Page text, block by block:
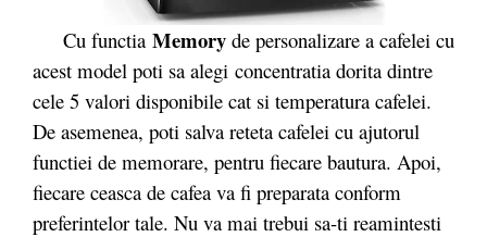
Cu functia Memory de personalizare a cafelei cu
acest model poti sa alegi concentratia dorita dintre
cele 5 valori disponibile cat si temperatura cafelei.
De asemenea, poti salva reteta cafelei cu ajutorul
functiei de memorare, pentru fiecare bautura. Apoi,
fiecare ceasca de cafea va fi preparata conform
preferintelor tale. Nu va mai trebui sa-ti reamintesti